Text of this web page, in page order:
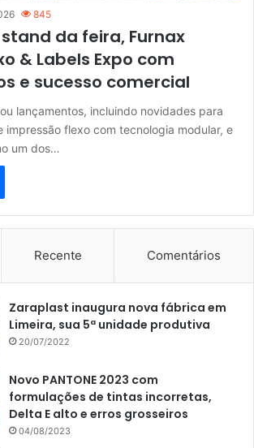
845
da feira, Furnax
& Labels Expo com
e sucesso comercial
lançamentos, incluindo novidades para
impressão flexo com tecnologia modular, e
um dos…
Recente Comentários
Zaraplast inaugura nova fábrica em
Limeira, sua 5ª unidade produtiva
20/07/2022
Novo PANTONE 2023 com
formulações de tintas incorretas,
Delta E alto e erros grosseiros
04/08/2023